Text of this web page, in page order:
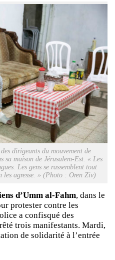
dirigeants du mouvement de
sa maison de Jérusalem-Est. « Les
Les gens se rassemblent tout
les agresse. » (Photo : Oren Ziv)
d’Umm al-Fahm, dans le
protester contre les
a confisqué des
trois manifestants. Mardi,
de solidarité à l’entrée